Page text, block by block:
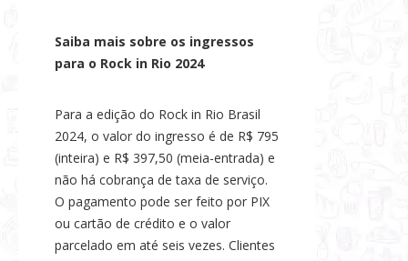
Saiba mais sobre os ingressos
para o Rock in Rio 2024
Para a edição do Rock in Rio Brasil
2024, o valor do ingresso é de R$ 795
(inteira) e R$ 397,50 (meia-entrada) e
não há cobrança de taxa de serviço.
O pagamento pode ser feito por PIX
ou cartão de crédito e o valor
parcelado em até seis vezes. Clientes